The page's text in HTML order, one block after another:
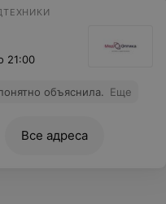
21:00
и всё понятно объяснила. Еще
Все адреса